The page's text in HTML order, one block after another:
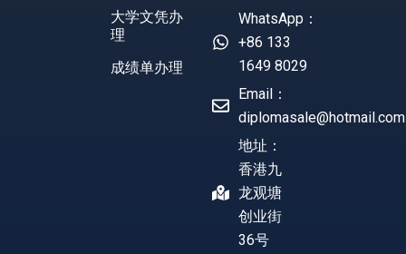
大学文凭办
理
成绩单办理
WhatsApp：
+86 133
1649 8029
Email：
diplomasale@hotmail.com
地址：
香港九
龙观塘
创业街
36号